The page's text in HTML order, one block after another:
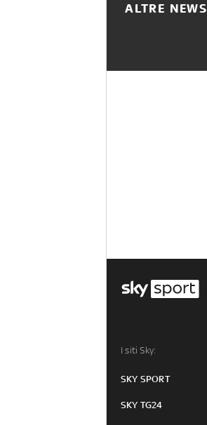
ALTRE NEWS
I siti Sky:
SKY SPORT
SKY TG24